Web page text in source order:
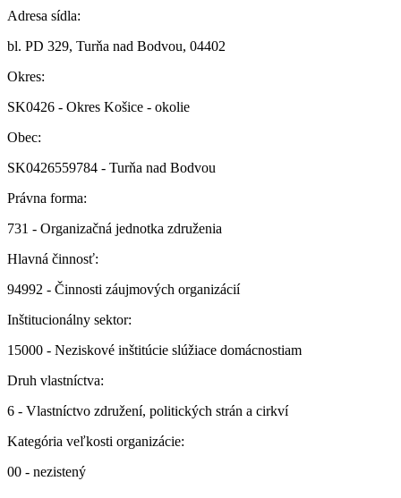
Adresa sídla:
bl. PD 329, Turňa nad Bodvou, 04402
Okres:
SK0426 - Okres Košice - okolie
Obec:
SK0426559784 - Turňa nad Bodvou
Právna forma:
731 - Organizačná jednotka združenia
Hlavná činnosť:
94992 - Činnosti záujmových organizácií
Inštitucionálny sektor:
15000 - Neziskové inštitúcie slúžiace domácnostiam
Druh vlastníctva:
6 - Vlastníctvo združení, politických strán a cirkví
Kategória veľkosti organizácie:
00 - nezistený